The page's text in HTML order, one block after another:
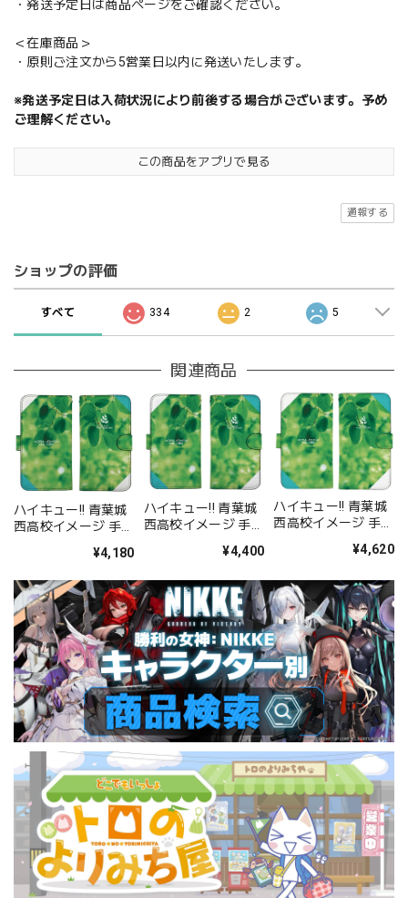
・発送予定日は商品ページをご確認ください。
＜在庫商品＞
・原則ご注文から5営業日以内に発送いたします。
※発送予定日は入荷状況により前後する場合がございます。予め
ご理解ください。
この商品をアプリで見る
通報する
ショップの評価
すべて 334 2 5
関連商品
ハイキュー!! 青葉城
西高校イメージ 手帳
¥4,180
ハイキュー!! 青葉城
西高校イメージ 手帳
¥4,400
ハイキュー!! 青葉城
西高校イメージ 手帳
¥4,620